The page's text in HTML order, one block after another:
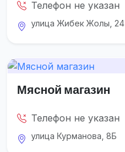
Телефон не указан
улица Жибек Жолы, 24
Мясной магазин
Телефон не указан
улица Курманова, 8Б